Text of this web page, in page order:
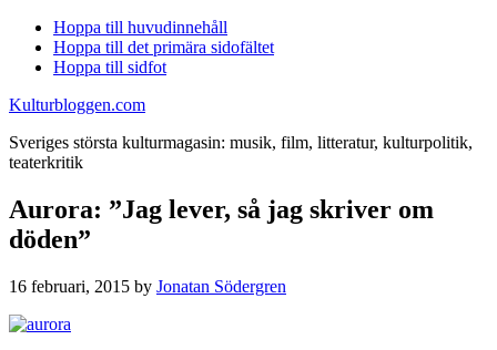
Hoppa till huvudinnehåll
Hoppa till det primära sidofältet
Hoppa till sidfot
Kulturbloggen.com
Sveriges största kulturmagasin: musik, film, litteratur, kulturpolitik,
teaterkritik
Aurora: ”Jag lever, så jag skriver om
döden”
16 februari, 2015 by Jonatan Södergren